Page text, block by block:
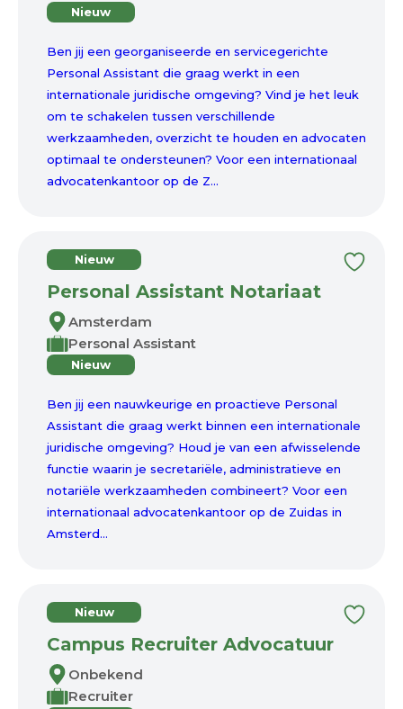
Nieuw
Ben jij een georganiseerde en servicegerichte
Personal Assistant die graag werkt in een
internationale juridische omgeving? Vind je het leuk
om te schakelen tussen verschillende
werkzaamheden, overzicht te houden en advocaten
optimaal te ondersteunen? Voor een internationaal
advocatenkantoor op de Z...
Nieuw
Personal Assistant Notariaat
Amsterdam
Personal Assistant
Nieuw
Ben jij een nauwkeurige en proactieve Personal
Assistant die graag werkt binnen een internationale
juridische omgeving? Houd je van een afwisselende
functie waarin je secretariële, administratieve en
notariële werkzaamheden combineert? Voor een
internationaal advocatenkantoor op de Zuidas in
Amsterd...
Nieuw
Campus Recruiter Advocatuur
Onbekend
Recruiter